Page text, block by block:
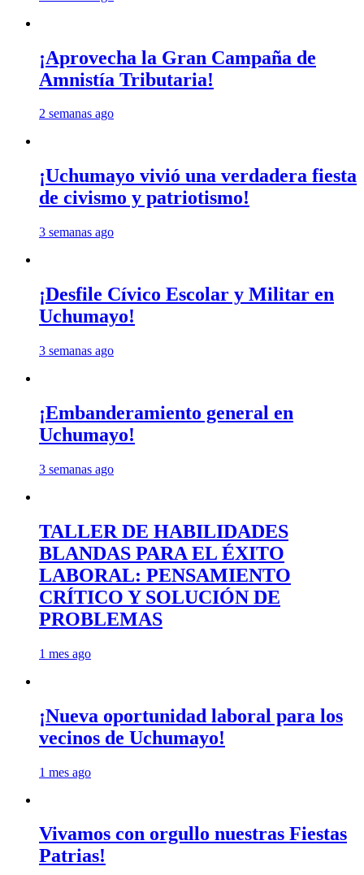
¡Aprovecha la Gran Campaña de
Amnistía Tributaria!
2 semanas ago
¡Uchumayo vivió una verdadera fiesta
de civismo y patriotismo!
3 semanas ago
¡Desfile Cívico Escolar y Militar en
Uchumayo!
3 semanas ago
¡Embanderamiento general en
Uchumayo!
3 semanas ago
TALLER DE HABILIDADES
BLANDAS PARA EL ÉXITO
LABORAL: PENSAMIENTO
CRÍTICO Y SOLUCIÓN DE
PROBLEMAS
1 mes ago
¡Nueva oportunidad laboral para los
vecinos de Uchumayo!
1 mes ago
Vivamos con orgullo nuestras Fiestas
Patrias!